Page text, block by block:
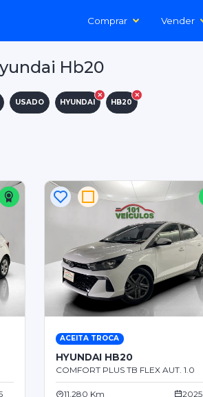
Comprar Vender
Hb20
USADO HYUNDAI HB20
ACEITA TROCA
HYUNDAI HB20
COMFORT PLUS TB FLEX AUT. 1.0
11.280 Km
2025